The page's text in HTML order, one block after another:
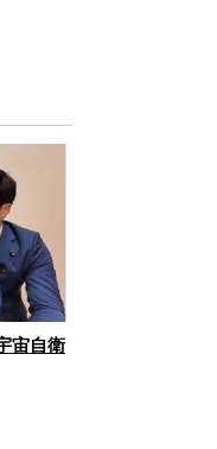
自衛